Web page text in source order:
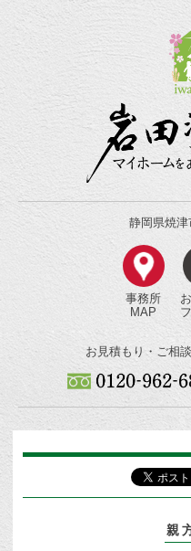
静岡県焼
事務所
MAP
お見積もり・ご相談
親